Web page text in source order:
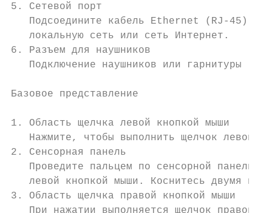
5. Сетевой порт
Подсоедините кабель Ethernet (RJ-45)
   локальную сеть или сеть Интернет.
6. Разъем для наушников
Подключение наушников или гарнитуры
Базовое представление
1. Область щелчка левой кнопкой мыши
Нажмите, чтобы выполнить щелчок левой
2. Сенсорная панель
Проведите пальцем по сенсорной панели,
левой кнопкой мыши. Коснитесь двумя
3. Область щелчка правой кнопкой мыши
При нажатии выполняется щелчок правой